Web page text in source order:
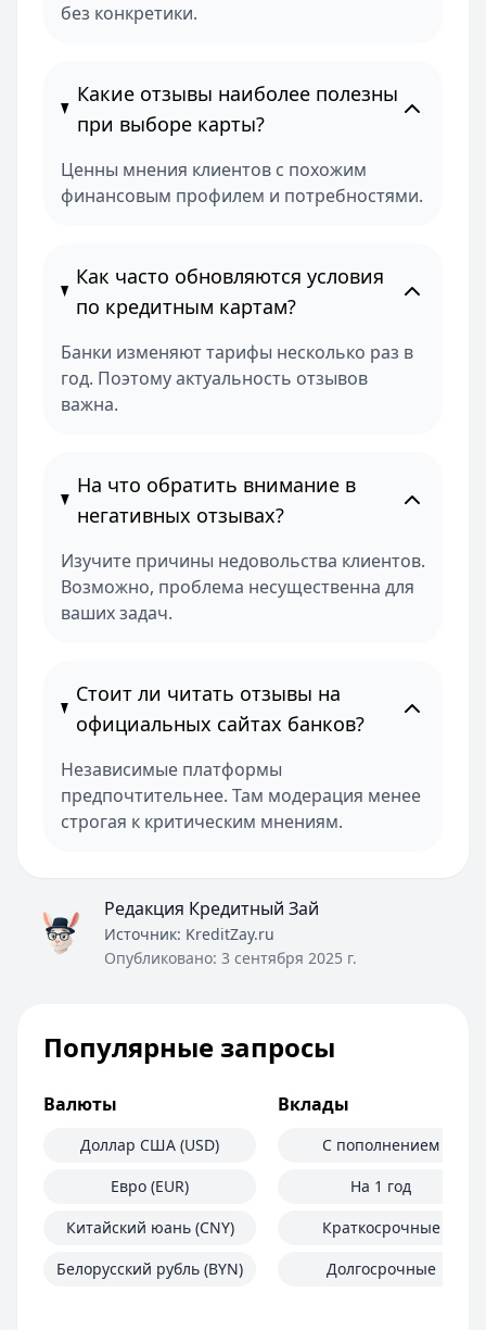
без конкретики.
Какие отзывы наиболее полезны
при выборе карты?
Ценны мнения клиентов с похожим
финансовым профилем и потребностями.
Как часто обновляются условия
по кредитным картам?
Банки изменяют тарифы несколько раз в
год. Поэтому актуальность отзывов
важна.
На что обратить внимание в
негативных отзывах?
Изучите причины недовольства клиентов.
Возможно, проблема несущественна для
ваших задач.
Стоит ли читать отзывы на
официальных сайтах банков?
Независимые платформы
предпочтительнее. Там модерация менее
строгая к критическим мнениям.
Редакция Кредитный Зай
Источник: KreditZay.ru
Опубликовано: 3 сентября 2025 г.
Популярные запросы
Валюты
Доллар США (USD)
Евро (EUR)
Китайский юань (CNY)
Белорусский рубль (BYN)
Вклады
С пополнением
На 1 год
Краткосрочные
Долгосрочные